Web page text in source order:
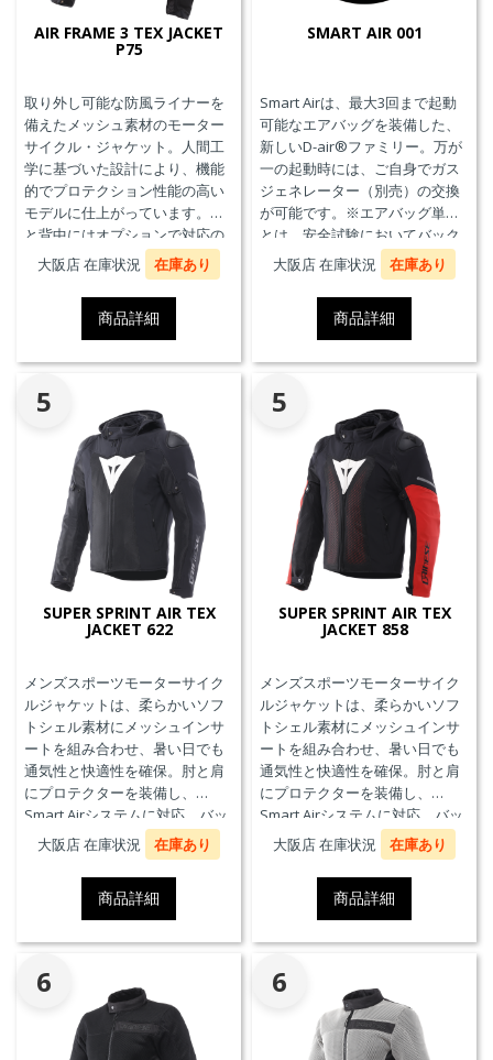
AIR FRAME 3 TEX JACKET
P75
取り外し可能な防風ライナーを
備えたメッシュ素材のモーター
サイクル・ジャケット。人間工
学に基づいた設計により、機能
的でプロテクション性能の高い
モデルに仕上がっています。胸
と背中にはオプションで対応の
プロテクターを装着することが
できます。また、防水の内ポケ
ット、EN17092クラスA認証、パ
ンツと接続可能なファスナーを
備えています。
大阪店 在庫状況 在庫あり
商品詳細
SMART AIR 001
Smart Airは、最大3回まで起動
可能なエアバッグを装備した、
新しいD-air®ファミリー。万が
一の起動時には、ご自身でガス
ジェネレーター（別売）の交換
が可能です。※エアバッグ単体
とは、安全試験においてバック
プロテクターとの併用を必要と
せず、エアバッグことを指しま
大阪店 在庫状況 在庫あり
商品詳細
5
SUPER SPRINT AIR TEX
JACKET 622
メンズスポーツモーターサイク
ルジャケットは、柔らかいソフ
トシェル素材にメッシュインサ
ートを組み合わせ、暑い日でも
通気性と快適性を確保。肘と肩
にプロテクターを装備し、
Smart Airシステムに対応。バッ
クプロテクターおよびチェスト
プロテクターにも対応していま
大阪店 在庫状況 在庫あり
商品詳細
5
SUPER SPRINT AIR TEX
JACKET 858
メンズスポーツモーターサイク
ルジャケットは、柔らかいソフ
トシェル素材にメッシュインサ
ートを組み合わせ、暑い日でも
通気性と快適性を確保。肘と肩
にプロテクターを装備し、
Smart Airシステムに対応。バッ
クプロテクターおよびチェスト
プロテクターにも対応していま
大阪店 在庫状況 在庫あり
商品詳細
6 6